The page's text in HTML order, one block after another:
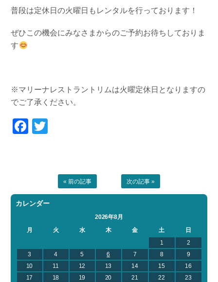
普段は定休日の火曜日もレンタルを行っております！
ぜひこの機会にみなさまからのご予約お待ちしておりま
す
※マリーナレストラントリムは火曜定休日となりますの
でご了承ください。
Facebook
« 前の記事 次の記事 »
カレンダー
2026年8月
月
火 水 木 金 土
日
1
2
3
4 5 6 7 8
9
10
11 12 13 14 15
16
17
18 19 20 21 22
23